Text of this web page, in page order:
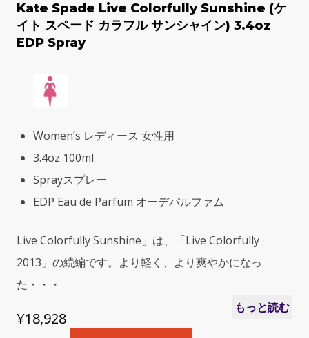
Kate Spade Live Colorfully Sunshine (ケ
イト スペード カラフル サンシャイン) 3.4oz
EDP Spray
Women’s レディース 女性用
3.4oz 100ml
Sprayスプレー
EDP Eau de Parfum オーデパルファム
Live Colorfully Sunshine」は、「Live Colorfully
2013」の続編です。より軽く、より爽やかになっ
た・・・
もっと読む
¥18,928